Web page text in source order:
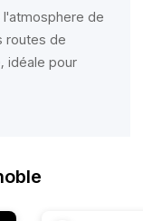
l'atmosphere de
routes de
idéale pour